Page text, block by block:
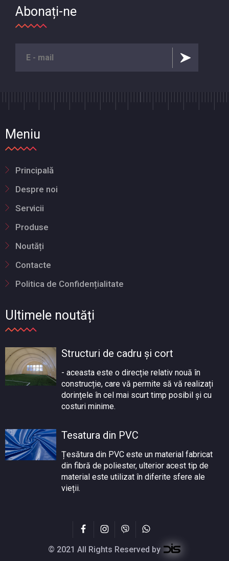
Abonați-ne
Meniu
Principală
Despre noi
Servicii
Produse
Noutăți
Contacte
Politica de Confidențialitate
Ultimele noutăți
Structuri de cadru și cort
- aceasta este o direcție relativ nouă în
construcție, care vă permite să vă realizați
dorințele în cel mai scurt timp posibil și cu
costuri minime.
Tesatura din PVC
Țesătura din PVC este un material fabricat
din fibră de poliester, ulterior acest tip de
material este utilizat în diferite sfere ale
vieții.
© 2021 All Rights Reserved by